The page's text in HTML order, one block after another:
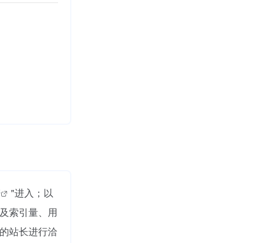
"进入；以
索引量、用
站长进行洽